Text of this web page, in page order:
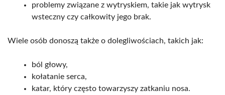
problemy związane z wytryskiem, takie jak wytrysk
wsteczny czy całkowity jego brak.
Wiele osób donoszą także o dolegliwościach, takich jak:
ból głowy,
kołatanie serca,
katar, który często towarzyszy zatkaniu nosa.